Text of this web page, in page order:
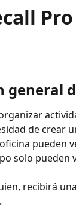
Pro
general
de crear
pueden
solo pueden
recibirá